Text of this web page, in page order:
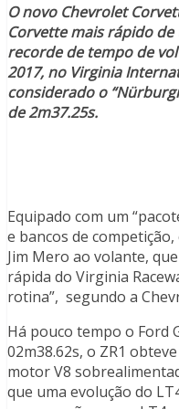
O novo Chevrolet
Corvette mais rápido
recorde de tempo de
2017, no Virginia
considerado o
de 2m37.25s.
Equipado com um
e bancos de
Jim Mero ao volante,
rápida do Virginia
rotina”, segundo a
Há pouco tempo o Ford
02m38.62s, o ZR1
motor V8
que uma evolução do